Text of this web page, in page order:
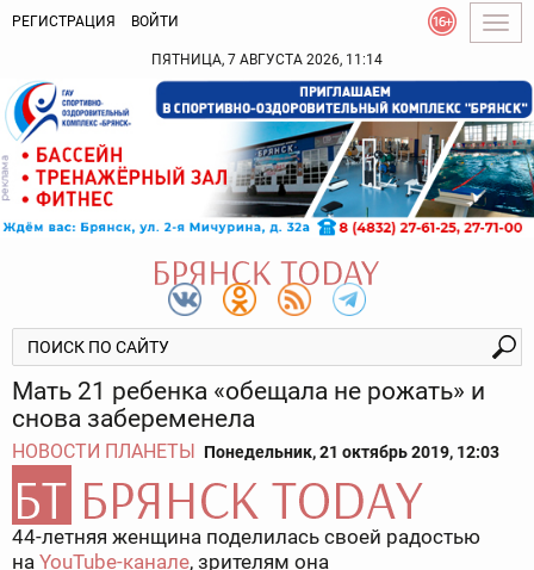
РЕГИСТРАЦИЯ ВОЙТИ
ПЯТНИЦА, 7 АВГУСТА 2026, 11:14
Мать 21 ребенка «обещала не рожать» и
снова забеременела
НОВОСТИ ПЛАНЕТЫ Понедельник, 21 октябрь 2019, 12:03
44-летняя женщина поделилась своей радостью
на YouTube-канале, зрителям она